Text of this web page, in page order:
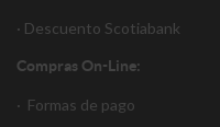
· Descuento Scotiabank
Compras On-Line:
· Formas de pago